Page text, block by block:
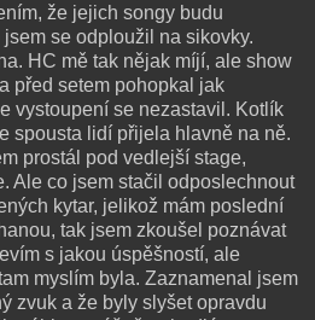
že jejich songy budu
se odploužil na sikovky.
HC mě tak nějak míjí, ale show
před setem pohopkal jak
vystoupení se nezastavil. Kotlík
spousta lidí přijela hlavně na ně.
prostál pod vedlejší stage,
Ale co jsem stačil odposlechnout
kytar, jelikož mám poslední
tak jsem zkoušel poznávat
s jakou úspěšností, ale
myslím byla. Zaznamenal jsem
zvuk a že byly slyšet opravdu